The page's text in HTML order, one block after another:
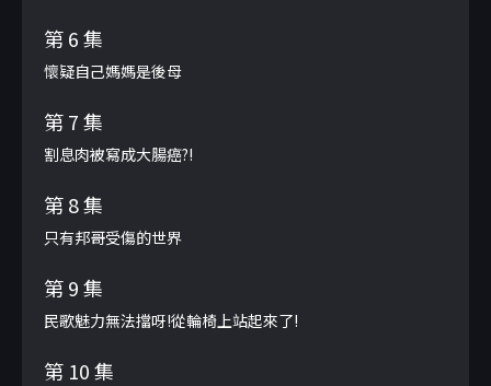
第 6 集
懷疑自己媽媽是後母
第 7 集
割息肉被寫成大腸癌?!
第 8 集
只有邦哥受傷的世界
第 9 集
民歌魅力無法擋呀!從輪椅上站起來了!
第 10 集